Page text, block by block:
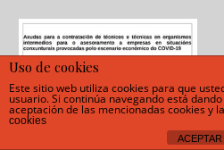
Uso de cookies
Este sitio web utiliza cookies para que
usuario. Si continúa navegando está
aceptación de las mencionadas cookies y
cookies
ACEPTAR